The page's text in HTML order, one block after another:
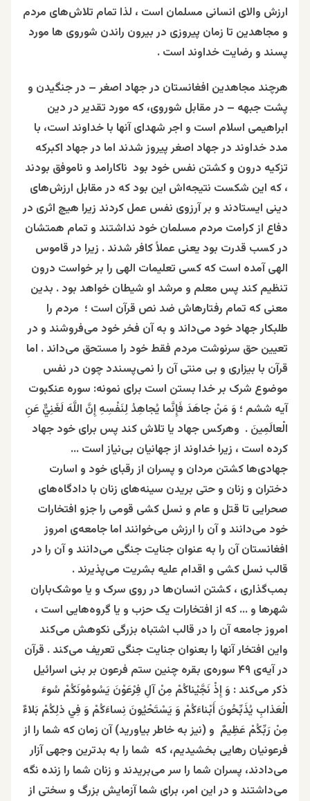
ارزش والای انسانی مسلمان است ، لذا تمام تلاش‌های مردم
و مجاهدین تا زمان پیروزی در بیرون راندن شوروی ها مورد
پسند و رضایت خداوند است .
هرچند مجاهدین افغانستان در جهاد اصغر – در جنگیدن و
پشت جبهه – در مقابل شوروی، که مورد تقدیر در دین
ابراهیمی اسلام است و اجر شهدای آنها با خداوند است، با
مدد خداوند در جهاد اصغر پیروز شدند اما در جهاد اکبرکه
تزکیه درون و کشتن نفس خود بود ناکارامد و ناموفق بودند
، که این شکست نتیجه‌اش این بود که در مقابل ارزش‌های
دینی ایستادند و بر آرزوی نفس عمل کردند زیرا هیچ اثری در
دفاع از کرامت مردم مسلمان خود نداشتند و تمام همتشان
در کسب قدرت بود یعنی عملاً کافر شدند . زیرا در قاموس
الهی آمده است که کسی تعلیمات الهی را بر خواست درون
تنظیم کند پس معلم و مرشد او شیطان خواهد بود . بدین
معنی که تمام رفتارهاش ضد نص قرآن است ؛ مردم را
طلبکار جهاد خود می‌داند و به آن فخر خود می‌فروشند و در
تعیین حق سرنوشت مردم فقط خود را مستحق می‌داند . اما
قرآن با بیزاری و بی منتی آن را نمی‌پسندد چون در نفس
موضوع شرک بر خدا بستن است برای نمونه: سوره عنکبوت
آیه‌ ششم ؛ وَ مَنْ جاهَدَ فَإِنَّما يُجاهِدُ لِنَفْسِهِ إِنَّ اللَّهَ لَغَنِيٌّ عَنِ
الْعالَمِينَ . وهركس جهاد یا تلاش كند پس براى خود جهاد
کرده است ، زيرا خداوند از جهانيان بى‌نياز است …
جهادی‌ها کشتن مردان و پسران از رقبای خود و اسارت
دختران و زنان و حتی بریدن سینه‌های زنان با دادگاه‌های
صحرایی تا قتل و عام و نسل کشی قومی را جزو افتخارات
خود می‌دانند و آن را ارزش می‌خوانند اما جامعه‌ی امروز
افغانستان آن را به عنوان جنایت جنگی می‌دانند و آن را در
قالب نسل کشی و اقدام علیه بشریت می‌پذیرند .
بمب‌گذاری ، کشتن انسان‌ها در روی سرک و یا موشک‌باران
شهرها و … که از افتخارات یک حزب و یا گروه‌هایی است ،
امروز جامعه آن را در قالب اشتباه بزرگی نکوهش می‌کند
واین افتخار آنها را بعنوان جنایت جنگی تعریف می‌کند . قرآن
در آیه‌ی ۴۹ سوره‌ی بقره چنین ستم فرعون بر بنی‌ اسرائیل
ذکر می‌کند : وَ إِذْ نَجَّيْناكُمْ مِنْ آلِ فِرْعَوْنَ يَسُومُونَكُمْ سُوءَ
الْعَذابِ يُذَبِّحُونَ أَبْناءَكُمْ وَ يَسْتَحْيُونَ نِساءَكُمْ وَ فِي ذلِكُمْ بَلاءٌ
مِنْ رَبِّكُمْ عَظِيمٌ‌ و (نيز به خاطر بياوريد) آن زمان كه شما را از
فرعونيان رهايى بخشيديم، كه شما را به بدترين وجهى آزار
مى‌دادند، پسران شما را سر مى‌بريدند و زنان شما را زنده نگه
مى‌داشتند و در اين امر، براى شما آزمايش بزرگ و سختى از